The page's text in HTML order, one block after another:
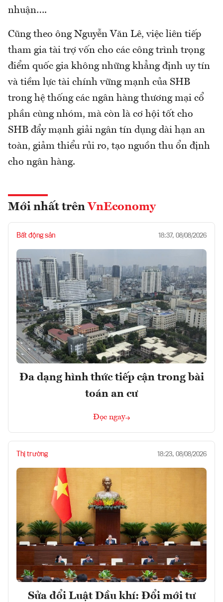
nhuận….
Cũng theo ông Nguyễn Văn Lê, việc liên tiếp
tham gia tài trợ vốn cho các công trình trọng
điểm quốc gia không những khẳng định uy tín
và tiềm lực tài chính vững mạnh của SHB
trong hệ thống các ngân hàng thương mại cổ
phần cùng nhóm, mà còn là cơ hội tốt cho
SHB đẩy mạnh giải ngân tín dụng dài hạn an
toàn, giảm thiểu rủi ro, tạo nguồn thu ổn định
cho ngân hàng.
Mới nhất trên VnEconomy
Bất động sản 18:37, 08/08/2026
Đa dạng hình thức tiếp cận trong bài
toán an cư
Đọc ngay
Thị trường 18:23, 08/08/2026
Sửa đổi Luật Dầu khí: Đổi mới tư